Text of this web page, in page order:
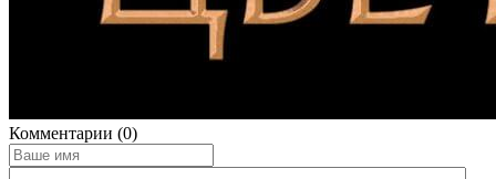
Комментарии (0)